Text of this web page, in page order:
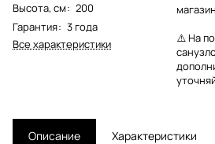
Высота, см: 200
Гарантия: 3 года
Все характеристики
⚠️ На
Описание Характеристики